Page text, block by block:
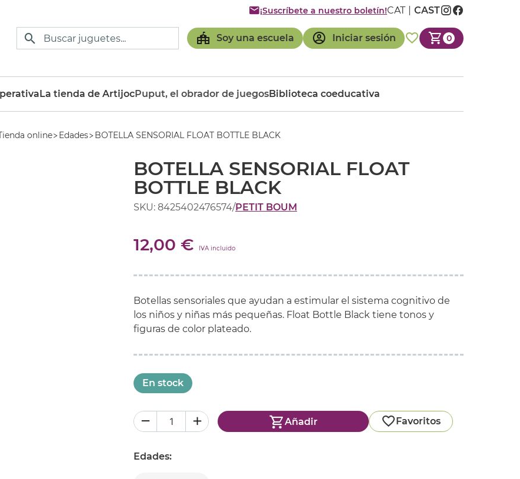
Soy una escuela Iniciar sesión 0
¡Suscríbete a nuestro boletín!CAT CAST
La tienda de ArtijocPuput, el obrador de juegosBiblioteca coeducativa
online Edades BOTELLA SENSORIAL FLOAT BOTTLE BLACK
BOTELLA SENSORIAL FLOAT
BOTTLE BLACK
SKU: 8425402476574/PETIT BOUM
12,00 € IVA incluido
Botellas sensoriales que ayudan a estimular el sistema cognitivo de
los niños y niñas más pequeñas. Float Bottle Black tiene tonos y
figuras de color plateado.
En stock
Añadir Favoritos
Edades: